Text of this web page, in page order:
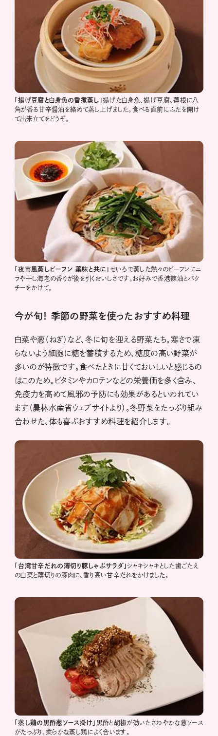
「揚げ豆腐と白身魚の香煮蒸し」揚げた白身魚、揚げ豆腐、蓮根に八
角が香る甘辛醤油を絡めて蒸し上げました。食べる直前にふたを開け
て出来立てをどうぞ。
「夜市風蒸しビーフン 薬味と共に」 せいろで蒸した熱々のビーフンにニ
ラや干し海老の香りが後を引くおいしさです。お好みで香港辣油とパク
チーをかけて。
今が旬！ 季節の野菜を使ったおすすめ料理
白菜や葱（ねぎ）など、冬に旬を迎える野菜たち。寒さで凍
らないよう細胞に糖を蓄積するため、糖度の高い野菜が
多いのが特徴です。食べたときに甘くておいしいと感じるの
はこのため。ビタミンやカロテンなどの栄養価を多く含み、
免疫力を高めて風邪の予防にも効果があるといわれてい
ます（農林水産省ウェブサイトより）。冬野菜をたっぷり組み
合わせた、体も喜ぶおすすめ料理を紹介します。
「台湾甘辛だれの薄切り豚しゃぶサラダ」 シャキシャキとした歯ごたえ
の白菜と薄切りの豚肉に、香り高い甘辛だれをかけました。
「蒸し鶏の黒酢葱ソース掛け」 黒酢と胡椒が効いたさわやかな葱ソース
がたっぷり。柔らかな蒸し鶏によく合います。